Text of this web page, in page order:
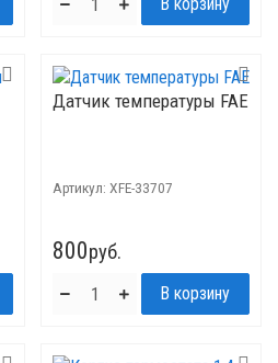
Датчик температуры FAE
Артикул: XFE-33707
800руб.